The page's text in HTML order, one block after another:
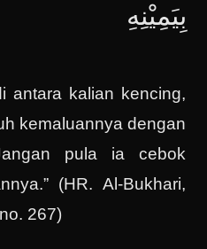
بِيَمِيْنِهِ
antara kalian kencing,
kemaluannya dengan
pula ia cebok
(HR. Al-Bukhari,
267)